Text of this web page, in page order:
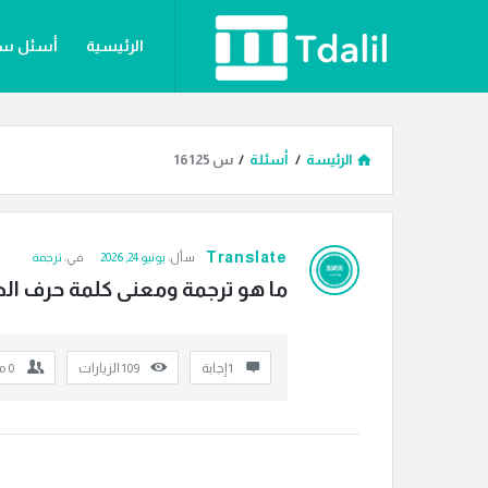
الترجمة
الترجمة
القائمة
الرئيسية أسئل
الرئيسة / أسئلة / س 16125
الترجمة
Translate سأل: يونيو 24, 2026 في: ترجمة
ما هو ترجمة ومعنى كلمة حرف
‫1 إجابة 109 الزيارات 0